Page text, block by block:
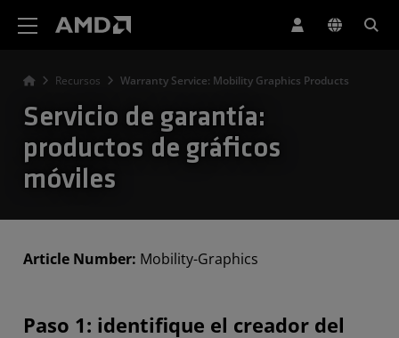
Recursos Warranty Service: Mobility Graphics Products
Servicio de garantía:
productos de gráficos
móviles
Article Number: Mobility-Graphics
Paso 1: identifique el creador del